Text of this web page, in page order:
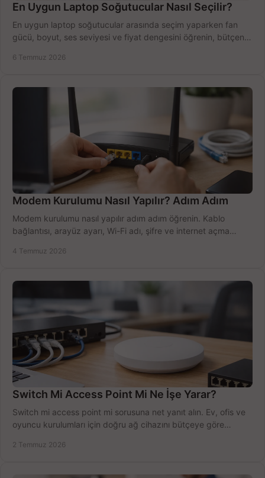
En Uygun Laptop Soğutucular Nasıl Seçilir?
En uygun laptop soğutucular arasında seçim yaparken fan
gücü, boyut, ses seviyesi ve fiyat dengesini öğrenin, bütçenizi
6 Temmuz 2026
Modem Kurulumu Nasıl Yapılır? Adım Adım
Modem kurulumu nasıl yapılır adım adım öğrenin. Kablo
bağlantısı, arayüz ayarı, Wi-Fi adı, şifre ve internet açma
4 Temmuz 2026
Switch Mi Access Point Mi Ne İşe Yarar?
Switch mi access point mi sorusuna net yanıt alın. Ev, ofis ve
oyuncu kurulumları için doğru ağ cihazını bütçeye göre
2 Temmuz 2026